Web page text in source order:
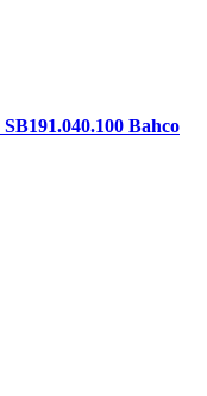
Bahco